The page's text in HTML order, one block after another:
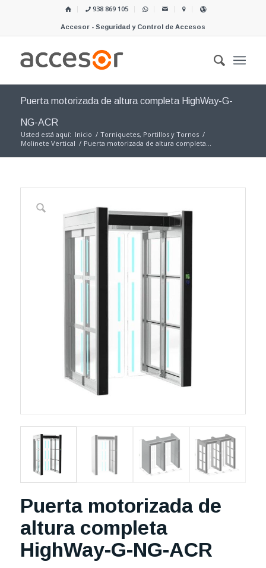
938 869 105
Accesor - Seguridad y Control de Accesos
Puerta motorizada de altura completa HighWay-G-
NG-ACR
Usted está aquí: Inicio / Torniquetes, Portillos y Tornos /
Molinete Vertical / Puerta motorizada de altura completa...
Puerta motorizada de
altura completa
HighWay-G-NG-ACR